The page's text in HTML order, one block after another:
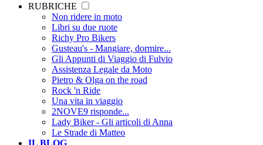
RUBRICHE
Non ridere in moto
Libri su due ruote
Richy Pro Bikers
Gusteau's - Mangiare, dormire...
Gli Appunti di Viaggio di Fulvio
Assistenza Legale da Moto
Pietro & Olga on the road
Rock 'n Ride
Una vita in viaggio
2NOVE9 risponde...
Lady Biker - Gli articoli di Anna
Le Strade di Matteo
IL BLOG